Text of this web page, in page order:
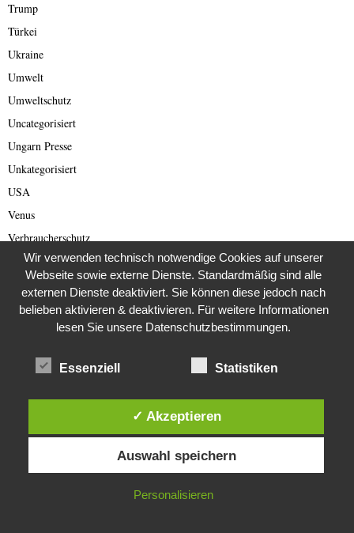
Trump
Türkei
Ukraine
Umwelt
Umweltschutz
Uncategorisiert
Ungarn Presse
Unkategorisiert
USA
Venus
Verbraucherschutz
Verlassene Orte
Vermisste
Verschwörungstheorien
Versteinerungen
Videos
Von der Redaktion empfohlen
Diese Website verwendet Cookies. Durch die weitere Nutzung dieser
Website stimmst du der Verwendung von Cookies zu.
IN ORDNUNG
Wir verwenden technisch notwendige Cookies auf unserer
Webseite sowie externe Dienste. Standardmäßig sind alle
externen Dienste deaktiviert. Sie können diese jedoch nach
belieben aktivieren & deaktivieren. Für weitere Informationen
lesen Sie unsere Datenschutzbestimmungen.
Essenziell Statistiken
✓ Akzeptieren
Auswahl speichern
Personalisieren